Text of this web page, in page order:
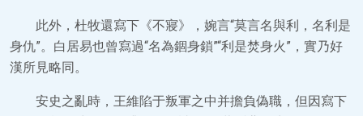
此外，杜牧還寫下《不寢》，婉言“莫言名與利，名利是
身仇”。白居易也曾寫過“名為錮身鎖”“利是焚身火”，實乃好
漢所見略同。
安史之亂時，王維陷于叛軍之中并擔負偽職，但因寫下